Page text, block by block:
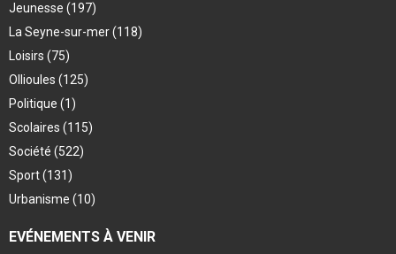
Jeunesse (197)
La Seyne-sur-mer(118)
Loisirs (75)
Ollioules (125)
Politique (1)
Scolaires (115)
Société (522)
Sport(131)
Urbanisme (10)
EVÉNEMENTS À VENIR